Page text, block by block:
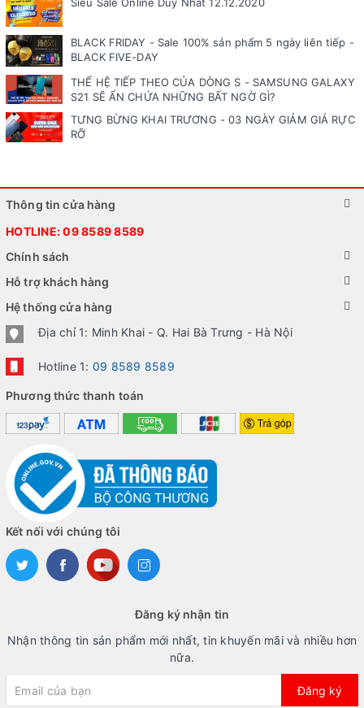
BLACK FRIDAY - Sale 100% sản phẩm 5 ngày liên tiếp -
BLACK FIVE-DAY
THẾ HỆ TIẾP THEO CỦA DÒNG S - SAMSUNG GALAXY
S21 SẼ ẨN CHỨA NHỮNG BẤT NGỜ GÌ?
TƯNG BỪNG KHAI TRƯƠNG - 03 NGÀY GIẢM GIÁ RỰC
RỠ
Thông tin cửa hàng
HOTLINE:09 8589 8589
Chính sách
Hỗ trợ khách hàng
Hệ thống cửa hàng
Địa chỉ 1: Minh Khai - Q. Hai Bà Trưng - Hà Nội
Hotline 1: 09 8589 8589
Phương thức thanh toán
Kết nối với chúng tôi
Đăng ký nhận tin
Nhận thông tin sản phẩm mới nhất, tin khuyến mãi và nhiều hơn
nữa.
Đăng ký